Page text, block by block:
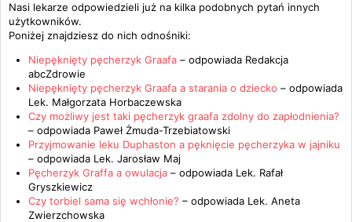
Nasi lekarze odpowiedzieli już na kilka podobnych pytań innych
użytkowników.
Poniżej znajdziesz do nich odnośniki:
Niepęknięty pęcherzyk Graafa – odpowiada Redakcja
abcZdrowie
Niepęknięty pęcherzyk Graafa a starania o dziecko – odpowiada
Lek. Małgorzata Horbaczewska
Czy możliwy jest taki pęcherzyk graafa zdolny do zapłodnienia?
– odpowiada Paweł Żmuda-Trzebiatowski
Przyjmowanie leku Duphaston a pęknięcie pęcherzyka w jajniku
– odpowiada Lek. Jarosław Maj
Pęcherzyk Graffa a owulacja – odpowiada Lek. Rafał
Gryszkiewicz
Czy torbiel sama się wchłonie? – odpowiada Lek. Aneta
Zwierzchowska